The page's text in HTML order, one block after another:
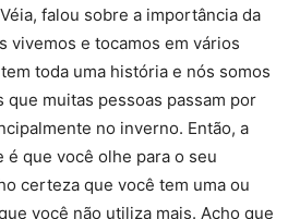
falou sobre a importância da
vivemos e tocamos em vários
toda uma história e nós somos
muitas pessoas passam por
no inverno. Então, a
que você olhe para o seu
certeza que você tem uma ou
você não utiliza mais. Acho que